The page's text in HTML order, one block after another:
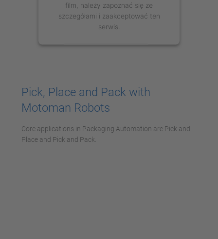
film, należy zapoznać się ze
szczegółami i zaakceptować ten
serwis.
powered byUsercentrics Consent
Management Platform
Pick, Place and Pack with
Motoman Robots
Core applications in Packaging Automation are Pick and
Place and Pick and Pack.